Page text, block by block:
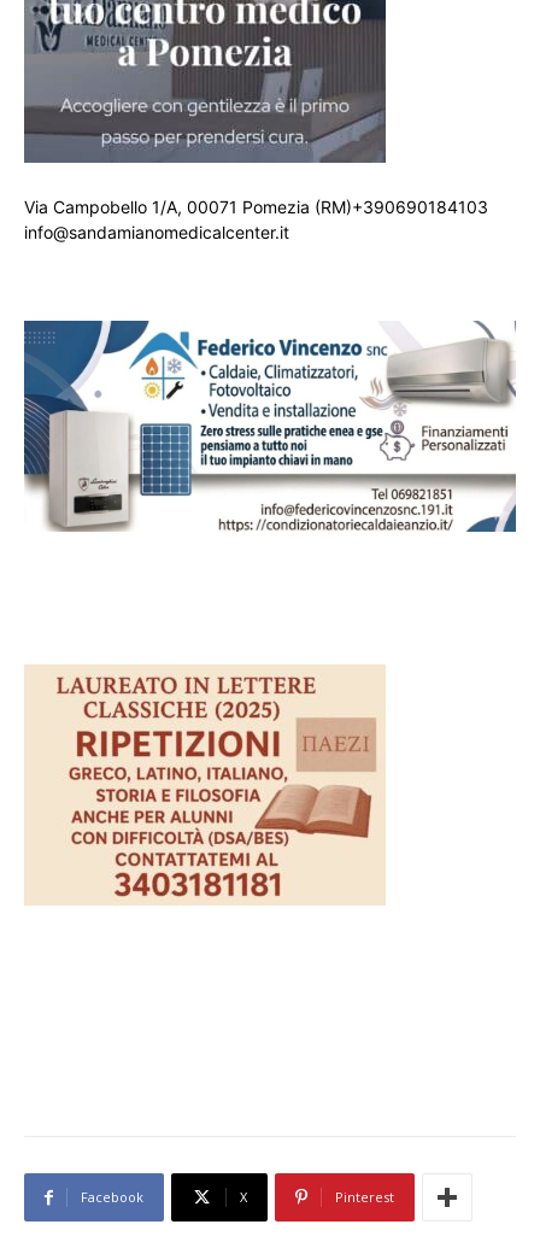
Via Campobello 1/A, 00071 Pomezia (RM)+390690184103
info@sandamianomedicalcenter.it
Facebook X Pinterest